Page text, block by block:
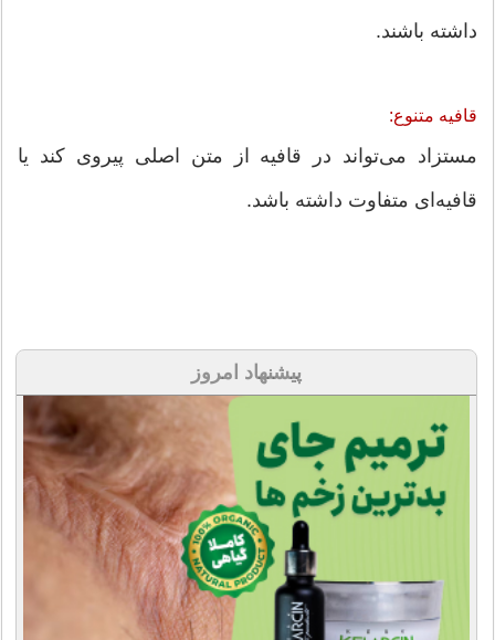
داشته باشند.
قافیه متنوع:
مستزاد می‌تواند در قافیه از متن اصلی پیروی کند یا
قافیه‌ای متفاوت داشته باشد.
پیشنهاد امروز